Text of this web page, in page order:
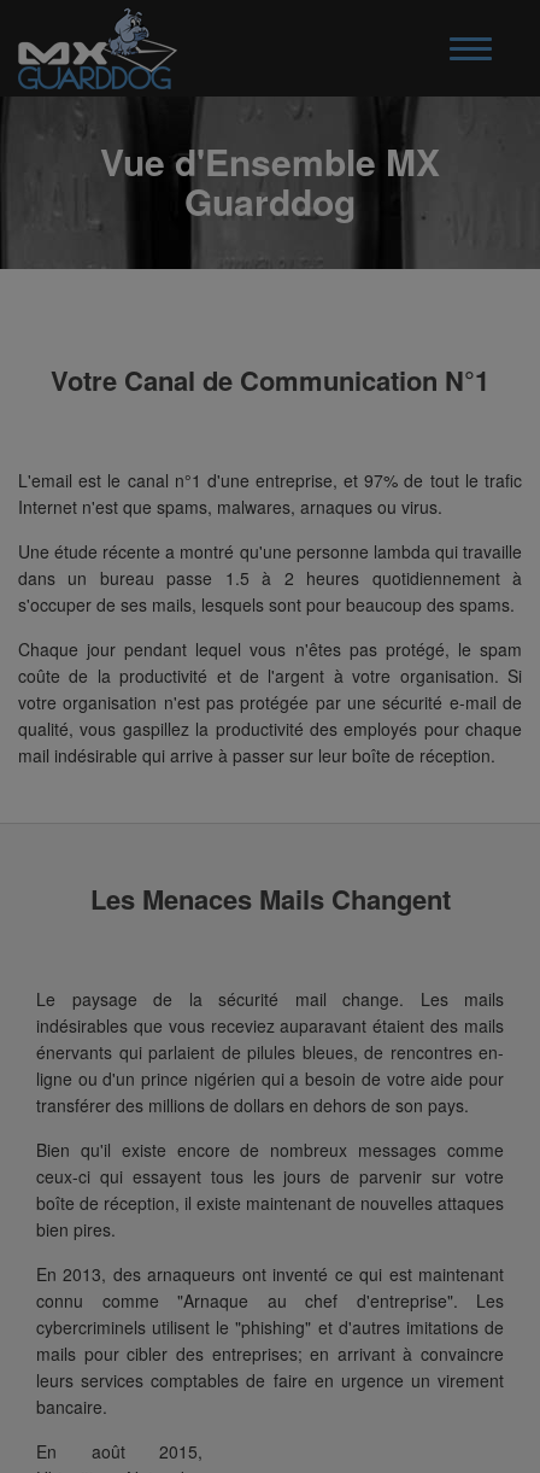
Toggle
Vue d'Ensemble MX
Guarddog
Votre Canal de Communication N°1
L'email est le canal n°1 d'une entreprise, et 97% de tout le trafic
Internet n'est que spams, malwares, arnaques ou virus.
Une étude récente a montré qu'une personne lambda qui travaille
dans un bureau passe 1.5 à 2 heures quotidiennement à
s'occuper de ses mails, lesquels sont pour beaucoup des spams.
Chaque jour pendant lequel vous n'êtes pas protégé, le spam
coûte de la productivité et de l'argent à votre organisation. Si
votre organisation n'est pas protégée par une sécurité e-mail de
qualité, vous gaspillez la productivité des employés pour chaque
mail indésirable qui arrive à passer sur leur boîte de réception.
Les Menaces Mails Changent
Le paysage de la sécurité mail change. Les mails
indésirables que vous receviez auparavant étaient des mails
énervants qui parlaient de pilules bleues, de rencontres en-
ligne ou d'un prince nigérien qui a besoin de votre aide pour
transférer des millions de dollars en dehors de son pays.
Bien qu'il existe encore de nombreux messages comme
ceux-ci qui essayent tous les jours de parvenir sur votre
boîte de réception, il existe maintenant de nouvelles attaques
bien pires.
En 2013, des arnaqueurs ont inventé ce qui est maintenant
connu comme "Arnaque au chef d'entreprise". Les
cybercriminels utilisent le "phishing" et d'autres imitations de
mails pour cibler des entreprises; en arrivant à convaincre
leurs services comptables de faire en urgence un virement
bancaire.
En août 2015,